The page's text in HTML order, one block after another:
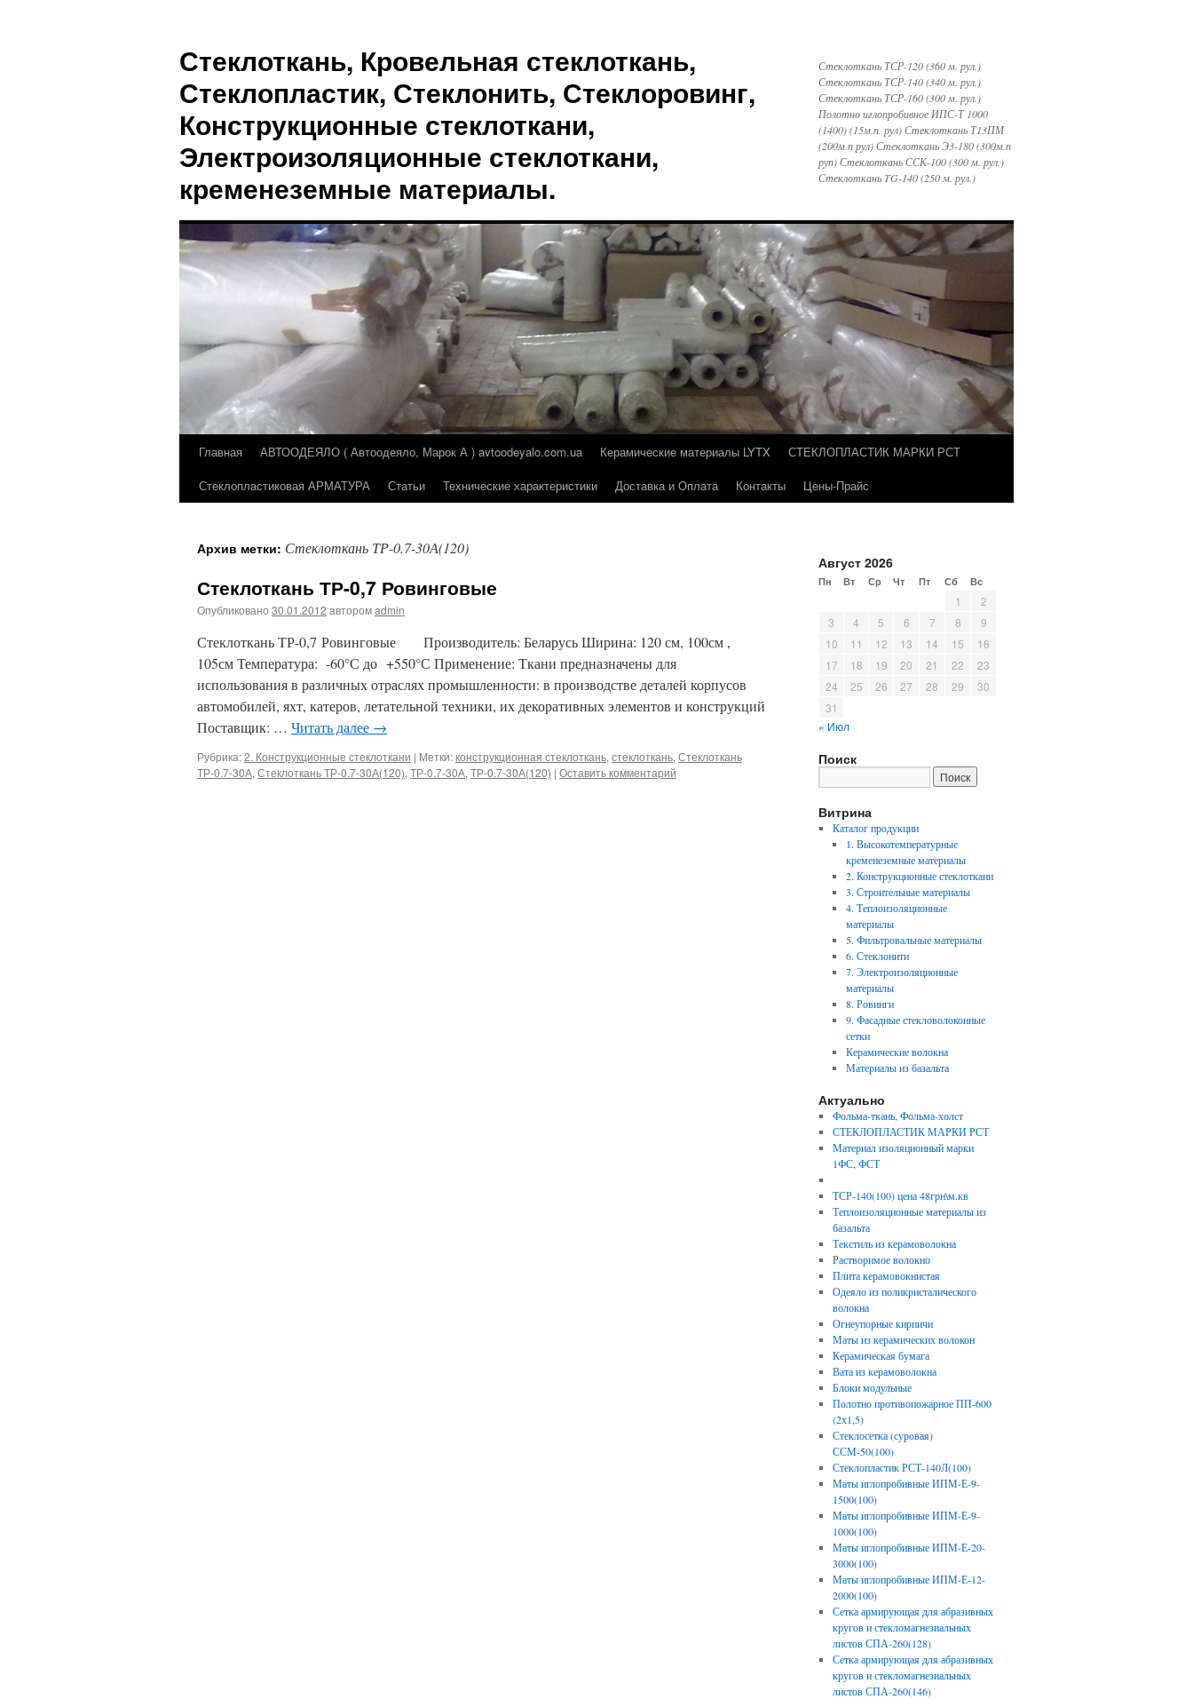
Стеклоткань, Кровельная стеклоткань,
Стеклопластик, Стеклонить, Стеклоровинг,
Конструкционные стеклоткани,
Электроизоляционные стеклоткани,
кременеземные материалы.
Стеклоткань ТСР-120 (360 м. рул.)
Стеклоткань ТСР-140 (340 м. рул.)
Стеклоткань ТСР-160 (300 м. рул.)
Полотно иглопробивное ИПС-Т 1000
(1400) (15м.п. рул) Стеклоткань Т13ПМ
(200м.п рул) Стеклоткань Э3-180 (300м.п
руп) Стеклоткань ССК-100 (300 м. рул.)
Стеклоткань TG-140 (250 м. рул.)
Перейти
Главная АВТООДЕЯЛО ( Автоодеяло, Марок А ) avtoodeyalo.com.ua Керамические материалы LYTX
СТЕКЛОПЛАСТИК МАРКИ РСТ
Стеклопластиковая АРМАТУРА
Статьи Технические характеристики Доставка и Оплата Контакты Цены-Прайс
Архив метки: Стеклоткань ТР-0.7-30А(120)
Стеклоткань ТР-0,7 Ровинговые
Опубликовано 30.01.2012 авторомadmin
Стеклоткань ТР-0,7 Ровинговые Производитель: Беларусь Ширина: 120 см, 100см ,
105см Температура: -60°С до +550°С Применение: Ткани предназначены для
использования в различных отраслях промышленности: в производстве деталей корпусов
автомобилей, яхт, катеров, летательной техники, их декоративных элементов и конструкций
Поставщик: … Читать далее →
Рубрика:2. Конструкционные стеклоткани | Метки:конструкционная стеклоткань, стеклоткань, Стеклоткань
ТР-0.7-30А, Стеклоткань ТР-0.7-30А(120), ТР-0.7-30А, ТР-0.7-30А(120) | Оставить комментарий
Август 2026
Пн Вт Ср Чт Пт Сб Вс
« Июл
1
2
3
4 5 6 7 8
9
10
11 12 13 14 15
16
17
18 19 20 21 22
23
24
25 26 27 28 29
30
31
Поиск
Витрина
Каталог продукции
1. Высокотемпературные
кременеземные материалы
2. Конструкционные стеклоткани
3. Строительные материалы
4. Теплоизоляционные
материалы
5. Фильтровальные материалы
6. Стеклонити
7. Электроизоляционные
материалы
8. Ровинги
9. Фасадные стекловолоконные
сетки
Керамические волокна
Материалы из базальта
Актуально
Фольма-ткань, Фольма-холст
СТЕКЛОПЛАСТИК МАРКИ РСТ
Материал изоляционный марки
1ФС, ФСТ
ТСР-140(100) цена 48грн\м.кв
Теплоизоляционные материалы из
базальта
Текстиль из керамоволокна
Растворимое волокно
Плита керамовокнистая
Одеяло из поликристалического
волокна
Огнеупорные кирпичи
Маты из керамических волокон
Керамическая бумага
Вата из керамоволокна
Блоки модульные
Полотно противопожарное ПП-600
(2х1,5)
Стеклосетка (суровая)
ССМ-50(100)
Стеклопластик РСТ-140Л(100)
Маты иглопробивные ИПМ-Е-9-
1500(100)
Маты иглопробивные ИПМ-Е-9-
1000(100)
Маты иглопробивные ИПМ-Е-20-
3000(100)
Маты иглопробивные ИПМ-Е-12-
2000(100)
Сетка армирующая для абразивных
кругов и стекломагнезиальных
листов СПА-260(128)
Сетка армирующая для абразивных
кругов и стекломагнезиальных
листов СПА-260(146)